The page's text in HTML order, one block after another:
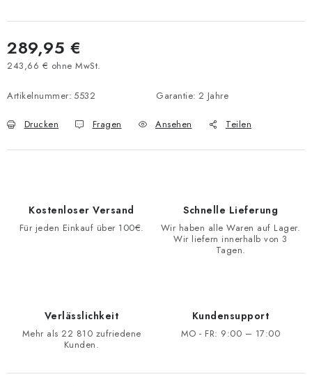
289,95 €
243,66 € ohne MwSt.
Artikelnummer: 5532 Garantie: 2 Jahre
Drucken Fragen Ansehen Teilen
Kostenloser Versand
Für jeden Einkauf über 100€.
Schnelle Lieferung
Wir haben alle Waren auf Lager.
Wir liefern innerhalb von 3
Tagen.
Verlässlichkeit
Mehr als 22 810 zufriedene
Kunden.
Kundensupport
MO - FR: 9:00 – 17:00